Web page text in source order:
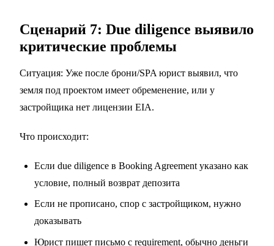
Сценарий 7: Due diligence выявило
критические проблемы
Ситуация: Уже после брони/SPA юрист выявил, что
земля под проектом имеет обременение, или у
застройщика нет лицензии EIA.
Что происходит:
Если due diligence в Booking Agreement указано как
условие, полный возврат депозита
Если не прописано, спор с застройщиком, нужно
доказывать
Юрист пишет письмо с requirement, обычно деньги